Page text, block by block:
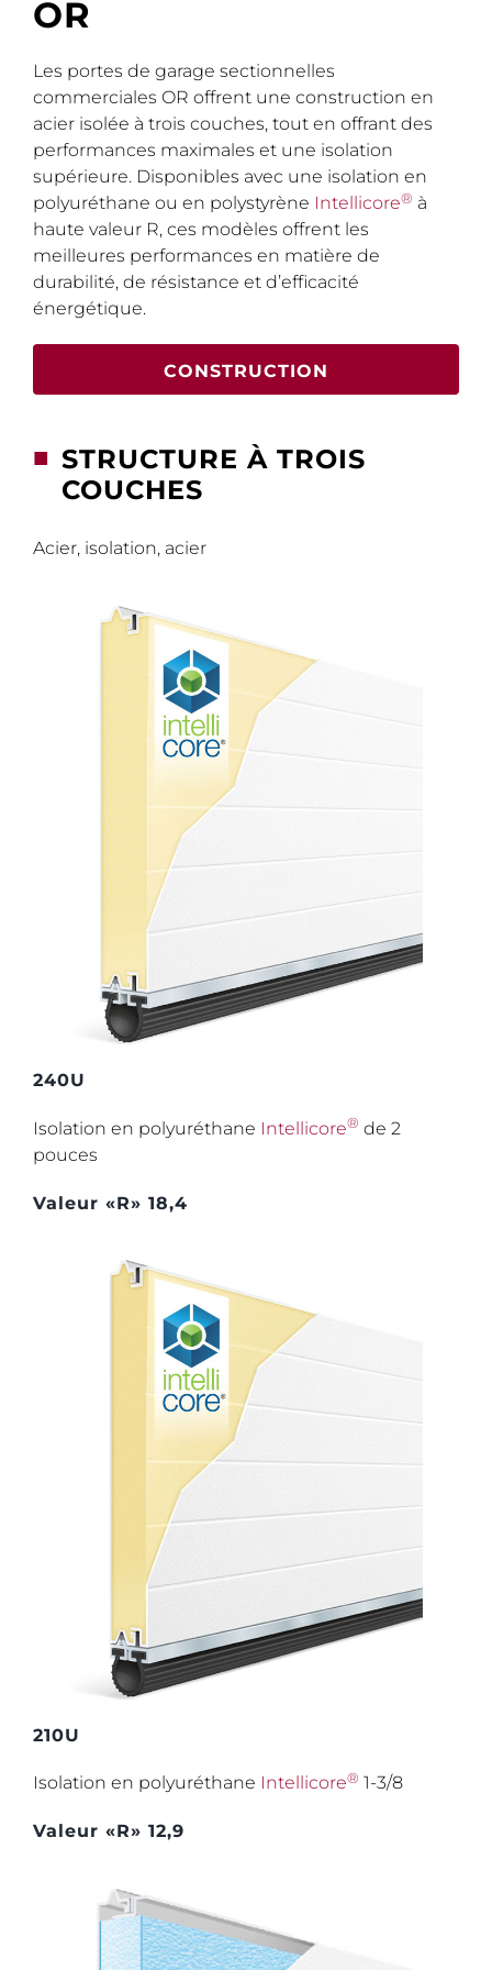
OR
Les portes de garage sectionnelles
commerciales OR offrent une construction en
acier isolée à trois couches, tout en offrant des
performances maximales et une isolation
supérieure. Disponibles avec une isolation en
polyuréthane ou en polystyrène Intellicore® à
haute valeur R, ces modèles offrent les
meilleures performances en matière de
durabilité, de résistance et d’efficacité
énergétique.
CONSTRUCTION
■ STRUCTURE À TROIS
COUCHES
Acier, isolation, acier
240U
Isolation en polyuréthane Intellicore® de 2
pouces
Valeur «R» 18,4
210U
Isolation en polyuréthane Intellicore® 1-3/8
Valeur «R» 12,9